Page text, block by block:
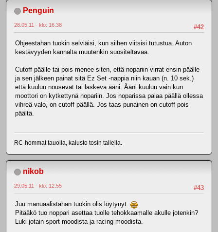
Penguin
#42
28.05.11 - klo: 16.38
Ohjeestahan tuokin selviäisi, kun siihen viitsisi tutustua. Auton
kestävyyden kannalta muutenkin suositeltavaa.
Cutoff päälle tai pois menee siten, että nopariin virrat ensin päälle
ja sen jälkeen painat sitä Ez Set -nappia niin kauan (n. 10 sek.)
että kuuluu nousevat tai laskeva ääni. Ääni kuuluu vain kun
moottori on kytkettynä nopariin. Jos noparissa palaa päällä ollessa
vihreä valo, on cutoff päällä. Jos taas punainen on cutoff pois
päältä.
RC-hommat tauolla, kalusto tosin tallella.
nikob
#43
29.05.11 - klo: 12.55
Juu manuaalistahan tuokin olis löytynyt
Pitääkö tuo noppari asettaa tuolle tehokkaamalle akulle jotenkin?
Luki jotain sport moodista ja racing moodista.